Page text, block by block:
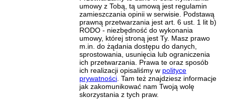
umowy z Tobą, tą umową jest regulamin
zamieszczania opinii w serwisie. Podstawą
prawną przetwarzania jest art. 6 ust. 1 lit b)
RODO - niezbędność do wykonania
umowy, której stroną jest Ty. Masz prawo
m.in. do żądania dostępu do danych,
sprostowania, usunięcia lub ograniczenia
ich przetwarzania. Prawa te oraz sposób
ich realizacji opisaliśmy w polityce
prywatności . Tam też znajdziesz informacje
jak zakomunikować nam Twoją wolę
skorzystania z tych praw.